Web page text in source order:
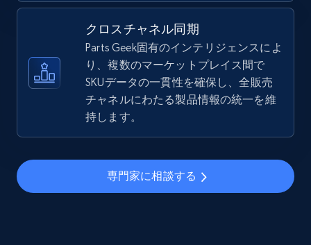
今すぐ始める
Amazon sellers info
Seller id, URL, Seller name, Description, Detailed
info, Stars, Feedbacks, Return policy, and more.
2.5K+ 378+ 今すぐ始める
クロスチャネル同期
Parts Geek固有のインテリジェンスによ
り、複数のマーケットプレイス間で
SKUデータの一貫性を確保し、全販売
チャネルにわたる製品情報の統一を維
持します。
専門家に相談する